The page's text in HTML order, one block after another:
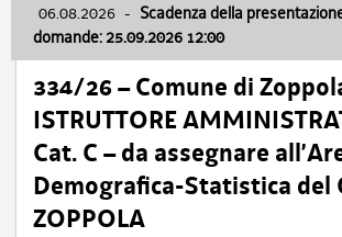
06.08.2026 - Scadenza della
domande: 25.09.2026 12:00
334/26 – Comune di
ISTRUTTORE
Cat. C – da assegnare
Demografica-Statistica del
ZOPPOLA